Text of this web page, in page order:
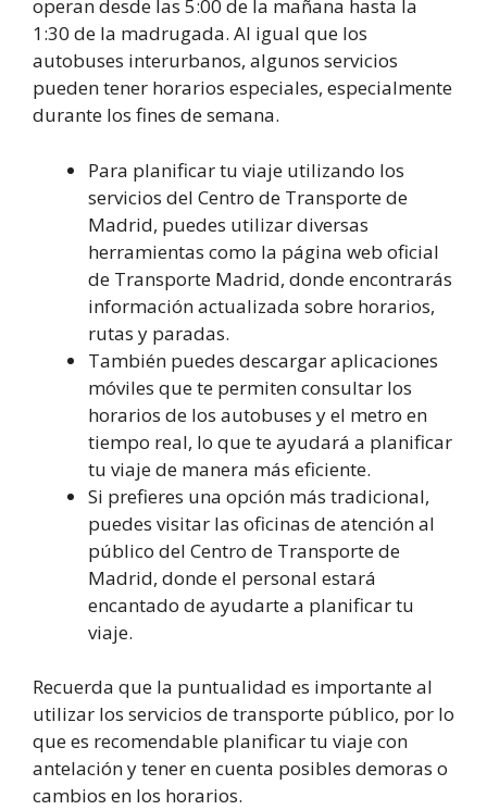
operan desde las 5:00 de la mañana hasta la
1:30 de la madrugada. Al igual que los
autobuses interurbanos, algunos servicios
pueden tener horarios especiales, especialmente
durante los fines de semana.
Para planificar tu viaje utilizando los
servicios del Centro de Transporte de
Madrid, puedes utilizar diversas
herramientas como la página web oficial
de Transporte Madrid, donde encontrarás
información actualizada sobre horarios,
rutas y paradas.
También puedes descargar aplicaciones
móviles que te permiten consultar los
horarios de los autobuses y el metro en
tiempo real, lo que te ayudará a planificar
tu viaje de manera más eficiente.
Si prefieres una opción más tradicional,
puedes visitar las oficinas de atención al
público del Centro de Transporte de
Madrid, donde el personal estará
encantado de ayudarte a planificar tu
viaje.
Recuerda que la puntualidad es importante al
utilizar los servicios de transporte público, por lo
que es recomendable planificar tu viaje con
antelación y tener en cuenta posibles demoras o
cambios en los horarios.